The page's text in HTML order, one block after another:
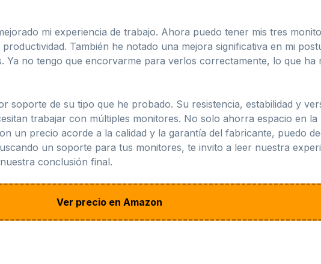
mi experiencia de trabajo. Ahora puedo tener mis tres
También he notado una mejora significativa en mi
Ya no tengo que encorvarme para verlos correctamente, lo que ha
soporte de su tipo que he probado. Su resistencia, estabilidad y
trabajar con múltiples monitores. No solo ahorra espacio en la
un precio acorde a la calidad y la garantía del fabricante, puedo
un soporte para tus monitores, te invito a leer nuestra
conclusión final.
Ver precio en Amazon